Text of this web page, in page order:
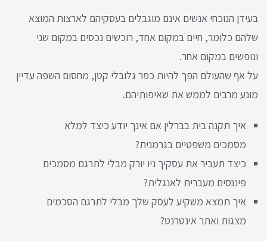
בעידן הנוכחי אנשים אינם מוגבלים בעסקיהם לארצות המוצא
שלהם כלומר, חיים במקום אחד, רוכשים נכסים במקום שני
ונופשים במקום אחר.
על אף שהעולם הפך להיות כפר גלובלי קטן, מחסום השפה עדיין
מונע מרבים לממש את שאיפותיהם.
איך תקנה בית בברלין אם אינך יודע כיצד למלא
מסמכים משפטיים בגרמנית?
כיצד תעביר את עסקיך ניו יורק מבלי לתרגם מסמכים
פיננסים מעברית לאנגלית?
איך תמצא משקיע לעסק שלך מבלי לתרגם הסכמים
מצגות ואתר אינטרנט?